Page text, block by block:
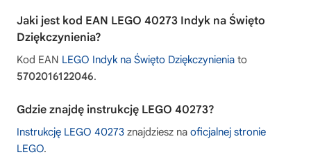
Jaki jest kod EAN LEGO 40273 Indyk na Święto
Dziękczynienia?
Kod EAN LEGO Indyk na Święto Dziękczynienia to
5702016122046.
Gdzie znajdę instrukcję LEGO 40273?
Instrukcję LEGO 40273 znajdziesz na oficjalnej stronie
LEGO.